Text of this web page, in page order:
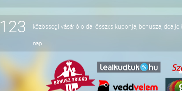
123 közösségi vásárló oldal összes kuponja, bónusza,
nap
-10%